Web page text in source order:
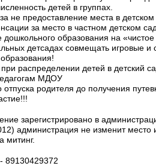
детей в группах.
не предоставление места в детском
за место в частном детском
дошкольного образования на
детсадах совмещать игровые и
распределении детей в детский
МДОУ
родителя до получения
зарегистрировано в
администрация не изменит
митинг.
89130429372